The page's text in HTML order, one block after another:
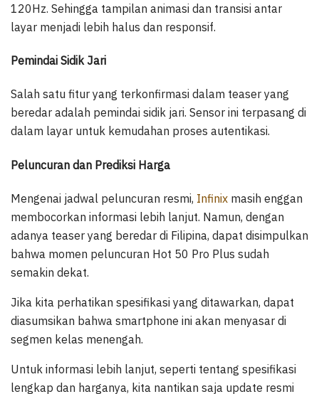
120Hz. Sehingga tampilan animasi dan transisi antar
layar menjadi lebih halus dan responsif.
Pemindai Sidik Jari
Salah satu fitur yang terkonfirmasi dalam teaser yang
beredar adalah pemindai sidik jari. Sensor ini terpasang di
dalam layar untuk kemudahan proses autentikasi.
Peluncuran dan Prediksi Harga
Mengenai jadwal peluncuran resmi, Infinix masih enggan
membocorkan informasi lebih lanjut. Namun, dengan
adanya teaser yang beredar di Filipina, dapat disimpulkan
bahwa momen peluncuran Hot 50 Pro Plus sudah
semakin dekat.
Jika kita perhatikan spesifikasi yang ditawarkan, dapat
diasumsikan bahwa smartphone ini akan menyasar di
segmen kelas menengah.
Untuk informasi lebih lanjut, seperti tentang spesifikasi
lengkap dan harganya, kita nantikan saja update resmi